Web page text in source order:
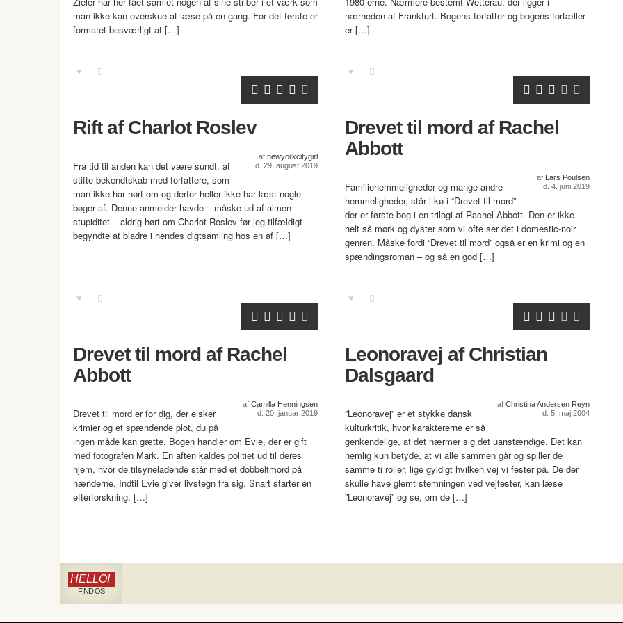
man ikke kan overskue at læse på en gang. For det første er
formatet besværligt at […]
nærheden af Frankfurt. Bogens forfatter og bogens fortæller
er […]
Rift af Charlot Roslev
af newyorkcitygirl
d. 29. august 2019
Fra tid til anden kan det være sundt, at
stifte bekendtskab med forfattere, som
man ikke har hørt om og derfor heller ikke har læst nogle
bøger af. Denne anmelder havde – måske ud af almen
stupiditet – aldrig hørt om Charlot Roslev før jeg tilfældigt
begyndte at bladre i hendes digtsamling hos en af […]
Drevet til mord af Rachel
Abbott
af Lars Poulsen
d. 4. juni 2019
Familiehemmeligheder og mange andre
hemmeligheder, står i kø i “Drevet til mord”
der er første bog i en trilogi af Rachel Abbott. Den er ikke
helt så mørk og dyster som vi ofte ser det i domestic-noir
genren. Måske fordi “Drevet til mord” også er en krimi og en
spændingsroman – og så en god […]
Drevet til mord af Rachel
Abbott
af Camilla Henningsen
d. 20. januar 2019
Drevet til mord er for dig, der elsker
krimier og et spændende plot, du på
ingen måde kan gætte. Bogen handler om Evie, der er gift
med fotografen Mark. En aften kaldes politiet ud til deres
hjem, hvor de tilsyneladende står med et dobbeltmord på
hænderne. Indtil Evie giver livstegn fra sig. Snart starter en
efterforskning, […]
Leonoravej af Christian
Dalsgaard
af Christina Andersen Reyn
d. 5. maj 2004
”Leonoravej” er et stykke dansk
kulturkritik, hvor karaktererne er så
genkendelige, at det nærmer sig det uanstændige. Det kan
nemlig kun betyde, at vi alle sammen går og spiller de
samme ti roller, lige gyldigt hvilken vej vi fester på. De der
skulle have glemt stemningen ved vejfester, kan læse
”Leonoravej” og se, om de […]
HELLO!
FIND OS